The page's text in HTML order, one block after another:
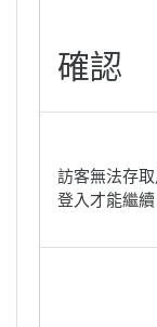
確認
訪客無法存
登入才能繼續